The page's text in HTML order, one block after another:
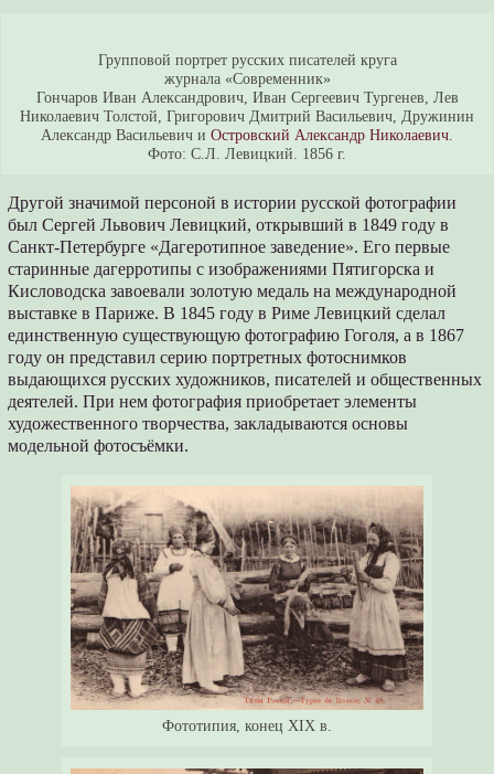
Групповой портрет русских писателей круга
журнала «Современник»
Гончаров Иван Александрович, Иван Сергеевич Тургенев, Лев
Николаевич Толстой, Григорович Дмитрий Васильевич, Дружинин
Александр Васильевич и Островский Александр Николаевич.
Фото: С.Л. Левицкий. 1856 г.
Другой значимой персоной в истории русской фотографии
был Сергей Львович Левицкий, открывший в 1849 году в
Санкт-Петербурге «Дагеротипное заведение». Его первые
старинные дагерротипы с изображениями Пятигорска и
Кисловодска завоевали золотую медаль на международной
выставке в Париже. В 1845 году в Риме Левицкий сделал
единственную существующую фотографию Гоголя, а в 1867
году он представил серию портретных фотоснимков
выдающихся русских художников, писателей и общественных
деятелей. При нем фотография приобретает элементы
художественного творчества, закладываются основы
модельной фотосъёмки.
Фототипия, конец XIX в.